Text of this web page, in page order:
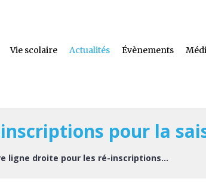
Vie scolaire Actualités Évènements
pour la
ligne droite pour les ré-inscriptions...